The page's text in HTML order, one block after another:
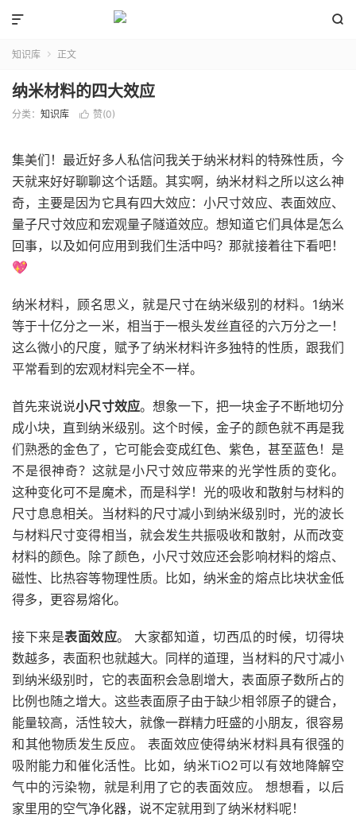


知识库  正文
纳米材料的四大效应
分类： 知识库  赞(0)
集美们！最近好多人私信问我关于纳米材料的特殊性质，今
天就来好好聊聊这个话题。其实啊，纳米材料之所以这么神
奇，主要是因为它具有四大效应：小尺寸效应、表面效应、
量子尺寸效应和宏观量子隧道效应。想知道它们具体是怎么
回事，以及如何应用到我们生活中吗？那就接着往下看吧！
💖
纳米材料，顾名思义，就是尺寸在纳米级别的材料。1纳米
等于十亿分之一米，相当于一根头发丝直径的六万分之一！
这么微小的尺度，赋予了纳米材料许多独特的性质，跟我们
平常看到的宏观材料完全不一样。
首先来说说小尺寸效应。想象一下，把一块金子不断地切分
成小块，直到纳米级别。这个时候，金子的颜色就不再是我
们熟悉的金色了，它可能会变成红色、紫色，甚至蓝色！是
不是很神奇？这就是小尺寸效应带来的光学性质的变化。
这种变化可不是魔术，而是科学！光的吸收和散射与材料的
尺寸息息相关。当材料的尺寸减小到纳米级别时，光的波长
与材料尺寸变得相当，就会发生共振吸收和散射，从而改变
材料的颜色。除了颜色，小尺寸效应还会影响材料的熔点、
磁性、比热容等物理性质。比如，纳米金的熔点比块状金低
得多，更容易熔化。
接下来是表面效应。 大家都知道，切西瓜的时候，切得块
数越多，表面积也就越大。同样的道理，当材料的尺寸减小
到纳米级别时，它的表面积会急剧增大，表面原子数所占的
比例也随之增大。这些表面原子由于缺少相邻原子的键合，
能量较高，活性较大，就像一群精力旺盛的小朋友，很容易
和其他物质发生反应。 表面效应使得纳米材料具有很强的
吸附能力和催化活性。比如，纳米TiO2可以有效地降解空
气中的污染物，就是利用了它的表面效应。 想想看，以后
家里用的空气净化器，说不定就用到了纳米材料呢！